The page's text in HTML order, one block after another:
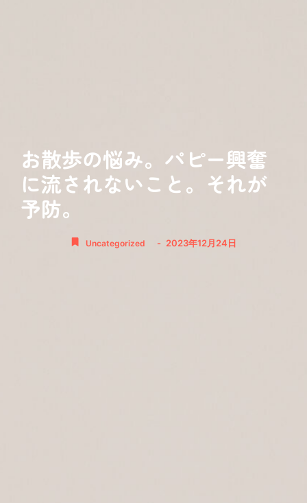
お散歩の悩み。パピー興奮
に流されないこと。それが
予防。
Uncategorized - 2023年12月24日